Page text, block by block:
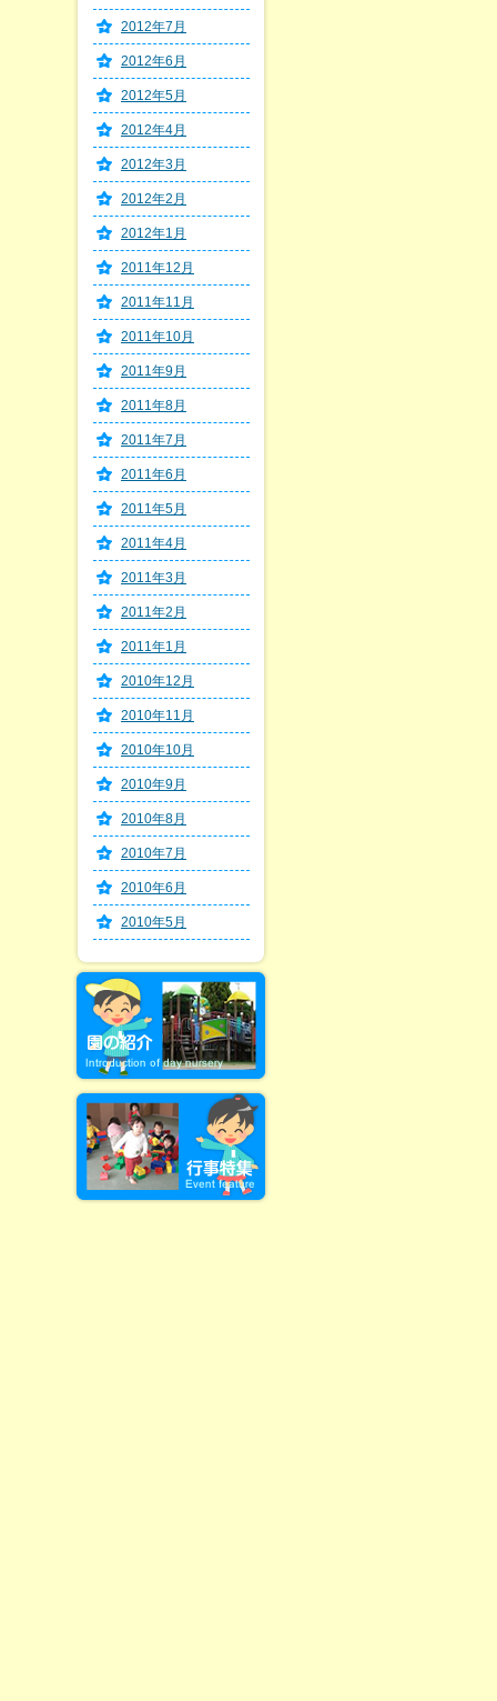
2012年7月
2012年6月
2012年5月
2012年4月
2012年3月
2012年2月
2012年1月
2011年12月
2011年11月
2011年10月
2011年9月
2011年8月
2011年7月
2011年6月
2011年5月
2011年4月
2011年3月
2011年2月
2011年1月
2010年12月
2010年11月
2010年10月
2010年9月
2010年8月
2010年7月
2010年6月
2010年5月